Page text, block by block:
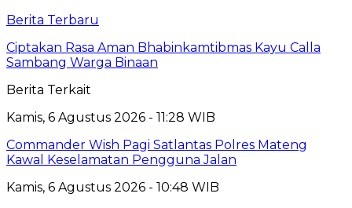
Berita Terbaru
Ciptakan Rasa Aman Bhabinkamtibmas Kayu Calla
Sambang Warga Binaan
Berita Terkait
Kamis, 6 Agustus 2026 - 11:28 WIB
Commander Wish Pagi Satlantas Polres Mateng
Kawal Keselamatan Pengguna Jalan
Kamis, 6 Agustus 2026 - 10:48 WIB